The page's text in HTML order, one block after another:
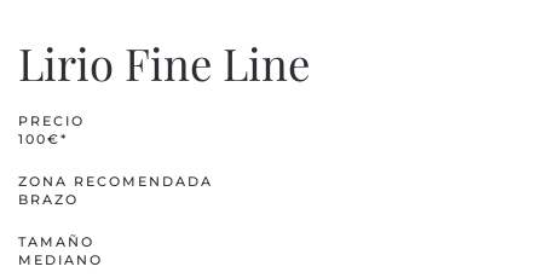
Lirio Fine Line
PRECIO
100€*
ZONA RECOMENDADA
BRAZO
TAMAÑO
MEDIANO